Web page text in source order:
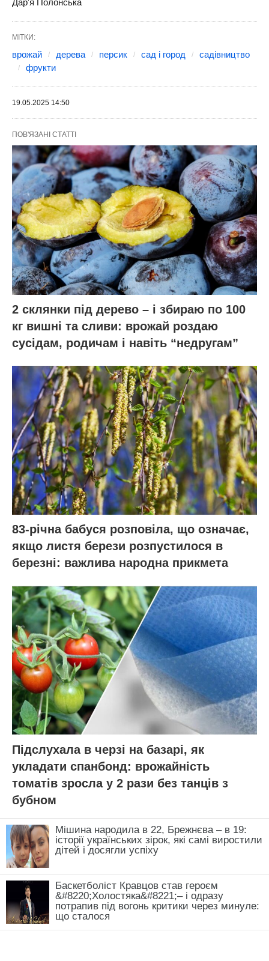
ЧИТАЙ ТАКОЖ:Бабусині сливи завжди були
найсмачнішими, і ось чому: 3 “хитрі”
підживки для солодких плодів
Нагадаємо,“Прозора” та “невидима” загроза
для малини: посадила цю рослину поруч – і
залишилась без 47 кг врожаю
Новини, інтерв’ю, цікаві історії ти знайдеш на
сайтіДобрі новини
АВТОР:
Дар'я Полонська
МІТКИ: